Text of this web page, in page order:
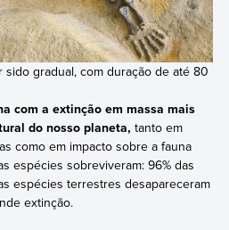
gradual, com duração de até 80
com a extinção em massa mais
do nosso planeta, tanto em
como em impacto sobre a fauna
espécies sobreviveram: 96% das
espécies terrestres desapareceram
extinção.